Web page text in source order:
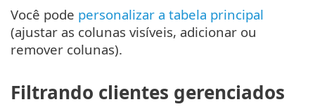
Você pode personalizar a tabela principal
(ajustar as colunas visíveis, adicionar ou
remover colunas).
Filtrando clientes gerenciados